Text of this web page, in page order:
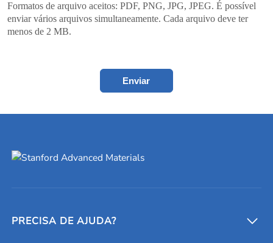
Formatos de arquivo aceitos: PDF, PNG, JPG, JPEG. É possível
enviar vários arquivos simultaneamente. Cada arquivo deve ter
menos de 2 MB.
Enviar
PRECISA DE AJUDA?